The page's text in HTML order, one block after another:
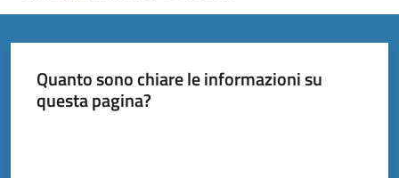
Servizi
Quanto sono chiare le informazioni su
questa pagina?